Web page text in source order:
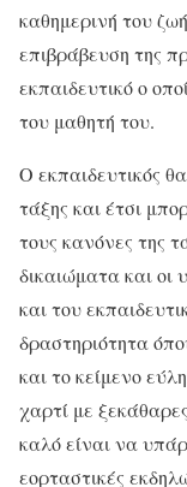
καθημερινή του
επιβράβευση της
εκπαιδευτικό ο
του μαθητή του.
Ο εκπαιδευτικός
τάξης και έτσι
τους κανόνες της
δικαιώματα και
και του
δραστηριότητα
και το κείμενο
χαρτί με
καλό είναι να
εορταστικές